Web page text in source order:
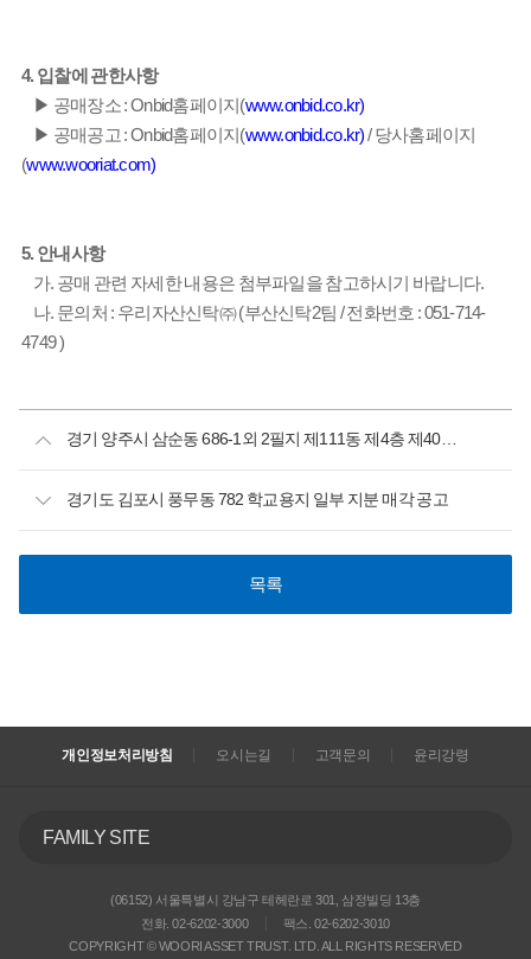
4. 입찰에 관한사항
▶ 공매장소 : Onbid홈페이지(www.onbid.co.kr)
▶ 공매공고 : Onbid홈페이지(www.onbid.co.kr)/ 당사홈페이지
(www.wooriat.com)
5. 안내사항
가. 공매 관련 자세한 내용은 첨부파일을 참고하시기 바랍니다.
나. 문의처 : 우리자산신탁㈜ (부산신탁2팀 / 전화번호 : 051-714-
4749 )
경기 양주시 삼순동 686-1외 2필지 제111동 제4층 제402호 개별매각
경기도 김포시 풍무동 782 학교용지 일부 지분 매각 공고
목록
개인정보처리방침 오시는길 고객문의 윤리강령
FAMILY SITE
(06152) 서울특별시 강남구 테헤란로 301, 삼정빌딩 13층
전화. 02-6202-3000
팩스. 02-6202-3010
COPYRIGHT © WOORI ASSET TRUST. LTD. ALL RIGHTS RESERVED